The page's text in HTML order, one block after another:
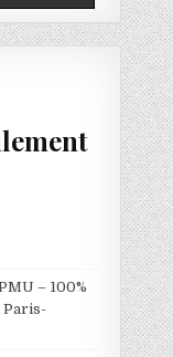
– 100%
Paris-